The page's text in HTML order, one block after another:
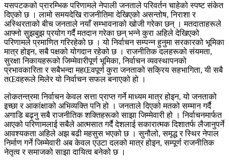
यसपटकको प्रारम्भिक परिणामले नेपाली जनताले परिवर्तन चाहेको स्पष्ट संकेत
दिएको छ । लामो समयदेखि राजनीतिमा देखिएको असन्तोष, निराशा र
अस्थिरताको बीच जनताले नयाँ सम्भावनाको खोजी गरेका छन् । मतदाताहरूले
आफ्नो सुझबुझ प्रयोग गर्दै मतदान गरेका छन् भन्ने कुरा अहिले देखिएको
परिणामले प्रमाणित गरिरहेको छ । यो निर्वाचन सम्पन्न हुनुमा सरकारको भूमिका
मात्र होइन, सबै पक्षको योगदान रहेको छ । राजनीतिक दलहरूको संयमता,
सुरक्षा निकायहरूको जिम्मेवारीपूर्ण भूमिका, निर्वाचन व्यवस्थापनको
प्रभावकारिता र सबैभन्दा महŒवपूर्ण कुरा जनताको सक्रिय सहभागिता, यी सबै
तŒवहरूले मिलेर यो निर्वाचन सफल बनाएको हो ।
लोकतन्त्रमा निर्वाचन केवल सत्ता प्राप्त गर्ने माध्यम मात्र होइन, यो जनताको
इच्छा र आकांक्षाको अभिव्यक्ति पनि हो । जनताले दिएको मतको सम्मान गर्दै
अगाडि बढ्नु सबै राजनीतिक शक्तिहरूको साझा जिम्मेवारी हो । निर्वाचनमार्फत
आएको परिणामलाई सबैले आत्मसात गर्दै देशलाई सकारात्मक दिशातर्फ लैजानुपर्ने
आवश्यकता अहिले अझ बढी महसुस भएको छ । सुनौलो, समृद्ध र स्थिर नेपाल
निर्माण गर्ने जिम्मेवारी अब केवल एउटा दलको मात्र होइन, सम्पूर्ण राजनीतिक
नेतृत्व र समाजको साझा दायित्व बनेको छ ।